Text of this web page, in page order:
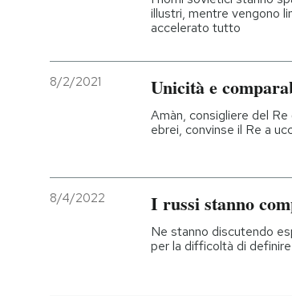
CALENDARIO
AREA PERSONALE
illustri, mentre vengono
accelerato tutto
8/2/2021 Unicità e
Amàn, consigliere del
ebrei, convinse il Re a
8/4/2022 I russi stanno
Ne stanno discutendo
per la difficoltà di